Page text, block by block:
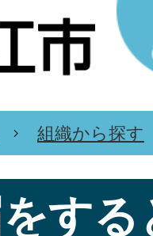
組織から探す
す